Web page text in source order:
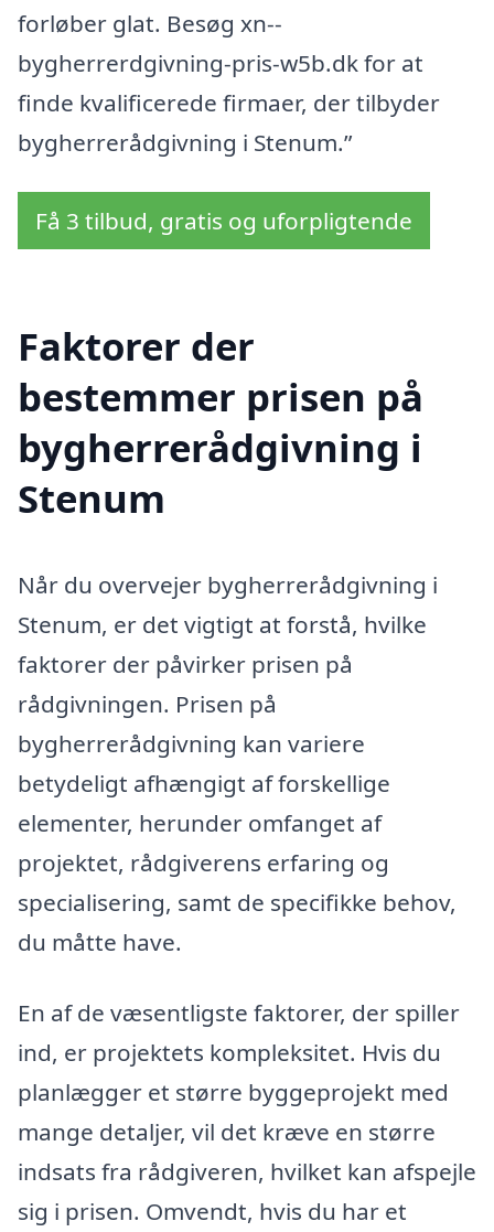
forløber glat. Besøg xn--
bygherrerdgivning-pris-w5b.dk for at
finde kvalificerede firmaer, der tilbyder
bygherrerådgivning i Stenum.”
Få 3 tilbud, gratis og uforpligtende
Faktorer der
bestemmer prisen på
bygherrerådgivning i
Stenum
Når du overvejer bygherrerådgivning i
Stenum, er det vigtigt at forstå, hvilke
faktorer der påvirker prisen på
rådgivningen. Prisen på
bygherrerådgivning kan variere
betydeligt afhængigt af forskellige
elementer, herunder omfanget af
projektet, rådgiverens erfaring og
specialisering, samt de specifikke behov,
du måtte have.
En af de væsentligste faktorer, der spiller
ind, er projektets kompleksitet. Hvis du
planlægger et større byggeprojekt med
mange detaljer, vil det kræve en større
indsats fra rådgiveren, hvilket kan afspejle
sig i prisen. Omvendt, hvis du har et